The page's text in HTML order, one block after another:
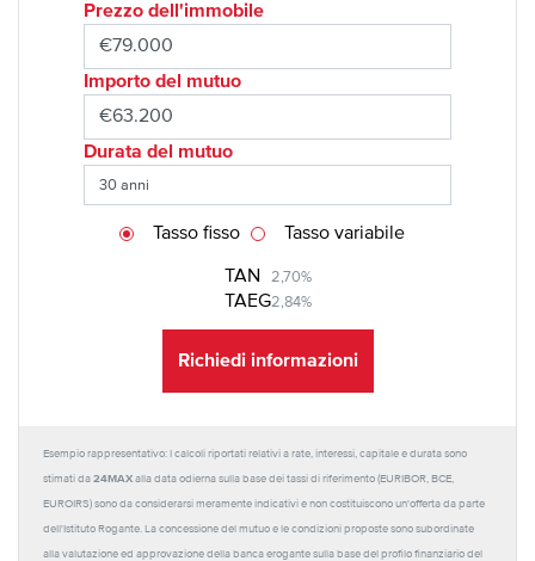
Prezzo dell'immobile
Importo del mutuo
Durata del mutuo
TAN 2,70%
TAEG2,84%
Tasso fisso Tasso variabile
Richiedi informazioni
Esempio rappresentativo: I calcoli riportati relativi a rate, interessi, capitale e durata sono
stimati da 24MAX alla data odierna sulla base dei tassi di riferimento (EURIBOR, BCE,
EUROIRS) sono da considerarsi meramente indicativi e non costituiscono un'offerta da parte
dell'Istituto Rogante. La concessione del mutuo e le condizioni proposte sono subordinate
alla valutazione ed approvazione della banca erogante sulla base del profilo finanziario del